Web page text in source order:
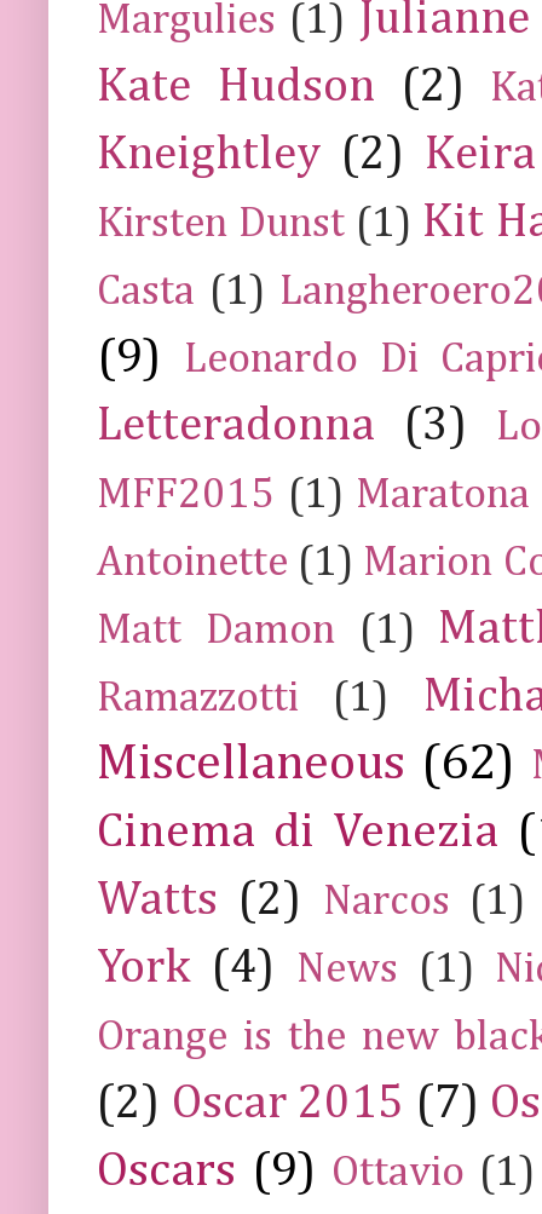
Margulies (1)
Kate Hudson
(2)
Kneightley (2)
Kirsten Dunst (1) Kit
Casta (1)
(9) Leonardo Di
Letteradonna (3)
MFF2015 (1) Maratona
Antoinette (1) Marion
Matt Damon
(1)
Ramazzotti (1)
Miscellaneous (62)
Cinema di Venezia
Watts (2) Narcos (1)
York (4) News (1)
Orange is the new
(2) Oscar 2015 (7)
Oscars (9) Ottavio (1)